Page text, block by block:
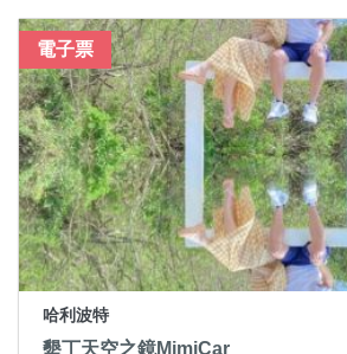
電子票
哈利波特
墾丁天空之鏡MimiCar